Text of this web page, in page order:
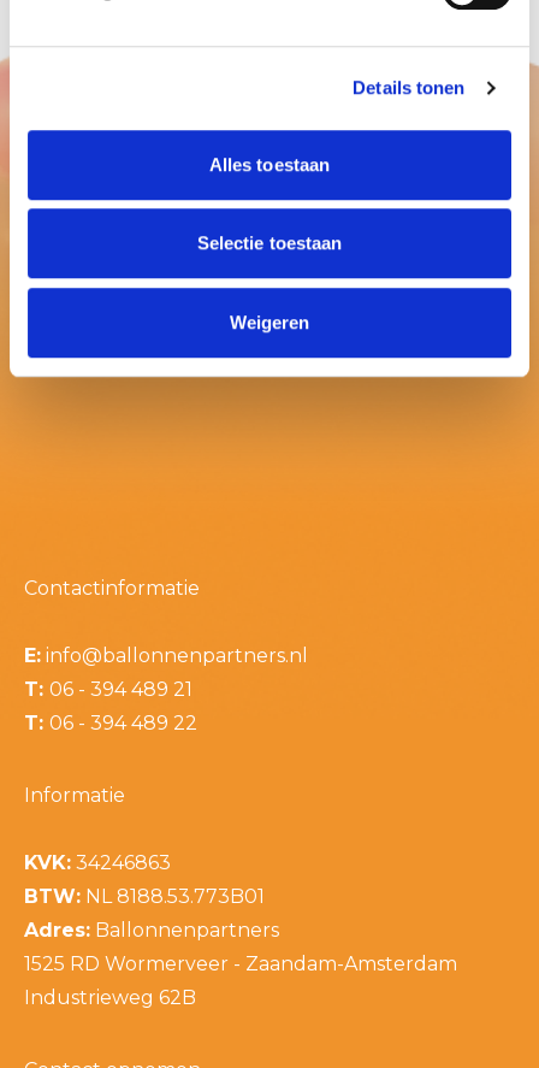
Details tonen
Alles toestaan
Selectie toestaan
Weigeren
Contactinformatie
E: info@ballonnenpartners.nl
T: 06 - 394 489 21
T: 06 - 394 489 22
Informatie
KVK: 34246863
BTW: NL 8188.53.773B01
Adres: Ballonnenpartners
1525 RD Wormerveer - Zaandam-Amsterdam
Industrieweg 62B